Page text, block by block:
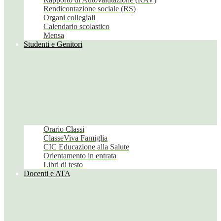
Rendicontazione sociale (RS)
Organi collegiali
Calendario scolastico
Mensa
Studenti e Genitori
Orario Classi
ClasseViva Famiglia
CIC Educazione alla Salute
Orientamento in entrata
Libri di testo
Docenti e ATA